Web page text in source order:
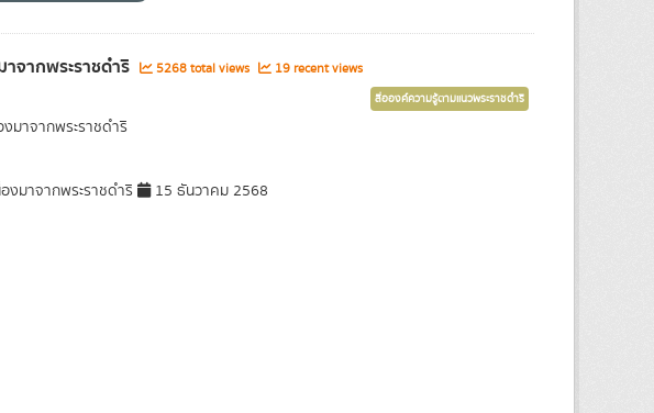
จากพระราชดำริ 5268 total views 19 recent views
สื่อองค์ความรู้ตามแนวพระราชดำริ
มาจากพระราชดำริ
งมาจากพระราชดำริ 15 ธันวาคม 2568